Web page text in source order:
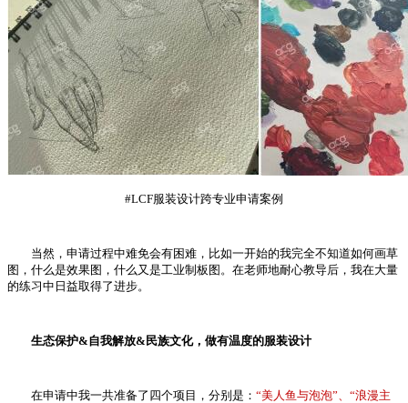
#LCF服装设计跨专业申请案例
当然，申请过程中难免会有困难，比如一开始的我完全不知道如何画草
图，什么是效果图，什么又是工业制板图。在老师地耐心教导后，我在大量
的练习中日益取得了进步。
生态保护&自我解放&民族文化，做有温度的服装设计
在申请中我一共准备了四个项目，分别是： “美人鱼与泡泡”、“浪漫主